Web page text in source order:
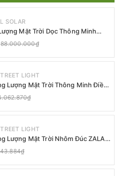
SOLAR
Mặt Trời Dọc Thông Minh
ZALAA Jsc
88.000.000₫
LIGHT
Lượng Mặt Trời Thông Minh Điều
ZALAA
LIGHT
Lượng Mặt Trời Nhôm Đúc ZALAA
IP65